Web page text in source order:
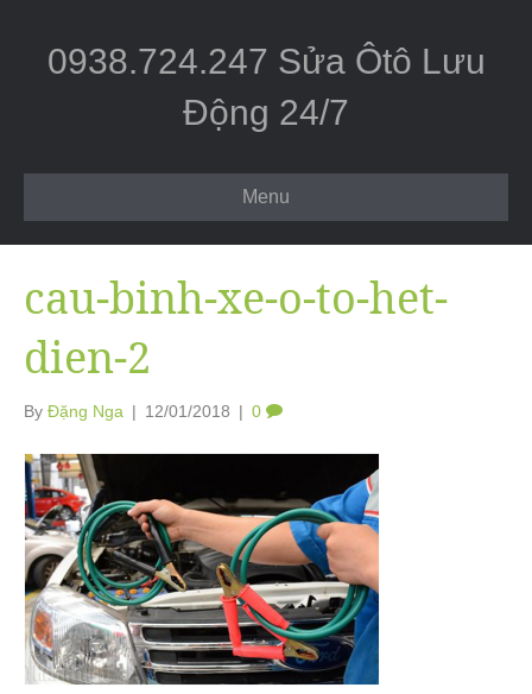
0938.724.247 Sửa Ôtô Lưu
Động 24/7
Menu
cau-binh-xe-o-to-het-
dien-2
By Đặng Nga | 12/01/2018 | 0